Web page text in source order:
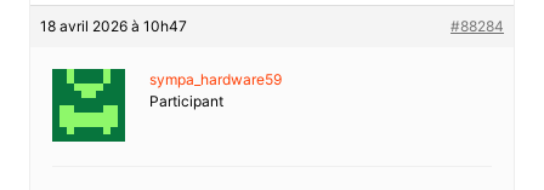
18 avril 2026 à 10h47 #88284
sympa_hardware59
Participant